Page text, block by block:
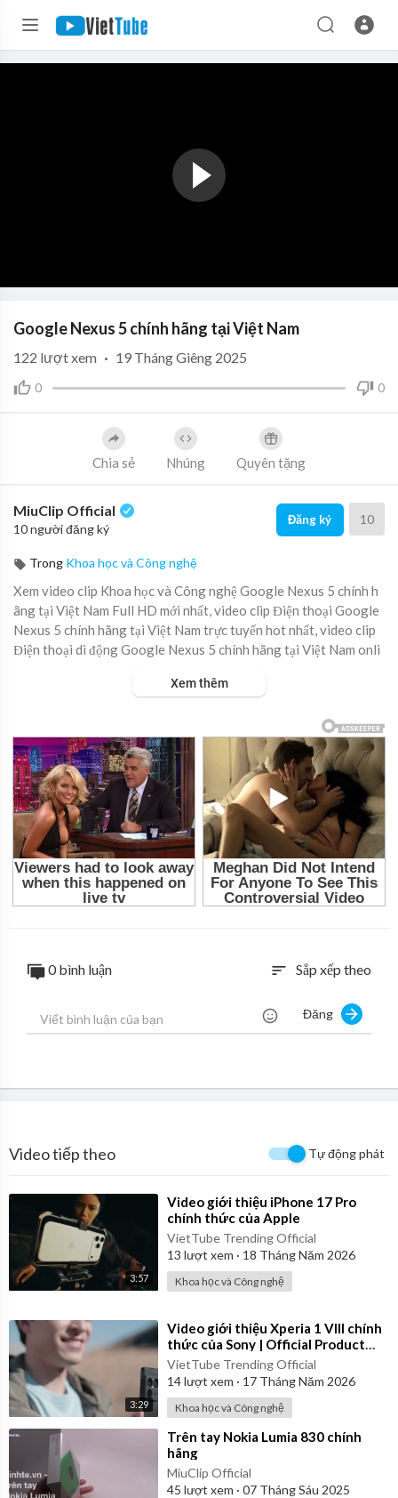
Google Nexus 5 chính hãng tại Việt Nam
0 0
122 lượt xem · 19 Tháng Giêng 2025
Chia sẻ Nhúng Quyên tặng
MiuClip Official
10 người đăng ký
Đăng ký 10
Trong Khoa học và Công nghệ
Xem video clip Khoa học và Công nghệ Google Nexus 5 chính h
ãng tại Việt Nam Full HD mới nhất, video clip Điện thoại Google
Nexus 5 chính hãng tại Việt Nam trực tuyến hot nhất, video clip
Điện thoại di động Google Nexus 5 chính hãng tại Việt Nam onli
Xem thêm
0 bình luận sort Sắp xếp theo
Đăng
Video tiếp theo Tự động phát
3:57
⁣Video giới thiệu iPhone 17 Pro
chính thức của Apple
VietTube Trending Official
13 lượt xem · 18 Tháng Năm 2026
Khoa học và Công nghệ
3:29
⁣Video giới thiệu Xperia 1 VIII chính
thức của Sony | Official Product
Video
VietTube Trending Official
14lượt xem · 17 Tháng Năm 2026
Khoa học và Công nghệ
⁣Trên tay Nokia Lumia 830 chính
hãng
MiuClip Official
45 lượt xem · 07 Tháng Sáu 2025